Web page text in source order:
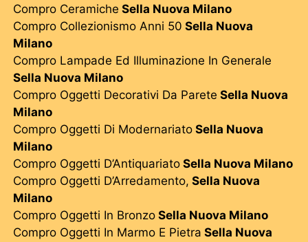
Compro Ceramiche Sella Nuova Milano
Compro Collezionismo Anni 50 Sella Nuova
Milano
Compro Lampade Ed Illuminazione In Generale
Sella Nuova Milano
Compro Oggetti Decorativi Da Parete Sella Nuova
Milano
Compro Oggetti Di Modernariato Sella Nuova
Milano
Compro Oggetti D’Antiquariato Sella Nuova Milano
Compro Oggetti D’Arredamento, Sella Nuova
Milano
Compro Oggetti In Bronzo Sella Nuova Milano
Compro Oggetti In Marmo E Pietra Sella Nuova